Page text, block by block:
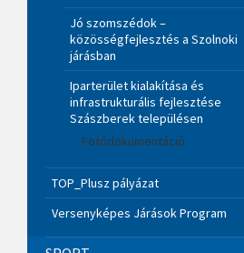
Jó szomszédok –
közösségfejlesztés a Szolnoki
járásban
Iparterület kialakítása és
infrastrukturális fejlesztése
Szászberek településen
Fotódokumentáció
TOP_Plusz pályázat
Versenyképes Járások Program